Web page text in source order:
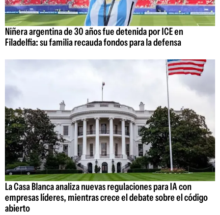
Niñera argentina de 30 años fue detenida por ICE en
Filadelfia: su familia recauda fondos para la defensa
La Casa Blanca analiza nuevas regulaciones para IA con
empresas líderes, mientras crece el debate sobre el código
abierto